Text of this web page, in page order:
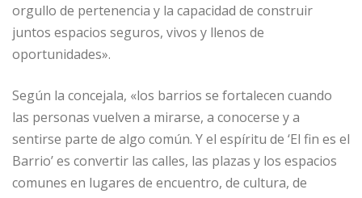
orgullo de pertenencia y la capacidad de construir
juntos espacios seguros, vivos y llenos de
oportunidades».
Según la concejala, «los barrios se fortalecen cuando
las personas vuelven a mirarse, a conocerse y a
sentirse parte de algo común. Y el espíritu de ‘El fin es el
Barrio’ es convertir las calles, las plazas y los espacios
comunes en lugares de encuentro, de cultura, de